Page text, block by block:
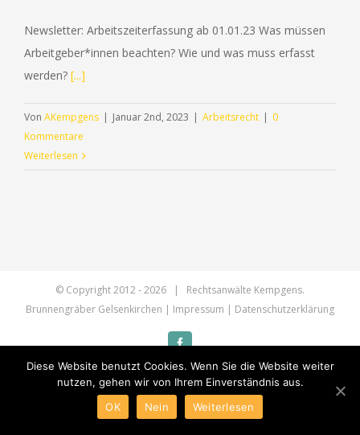
Newsletter: Arbeitszeiterfassung ab 01.01.23 Was müssen
Arbeitgeber*innen beachten? Wie und was muss erfasst
werden? [...]
Von AKempgens | Januar 2nd, 2023 | Arbeitsrecht | 0
Kommentare
Weiterlesen
© Copyright 2012 -2026 | Rechtsanwälte Kempgens.
Brunnengräber Gelsenkirchen | Impressum | Datenschutzerklärung
Diese Website benutzt Cookies. Wenn Sie die Website weiter
nutzen, gehen wir von Ihrem Einverständnis aus.
OK
Nein Weiterlesen